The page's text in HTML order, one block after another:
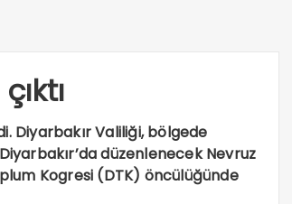
Diyarbakır Valiliği, bölgede
düzenlenecek Nevruz
Kogresi (DTK) öncülüğünde